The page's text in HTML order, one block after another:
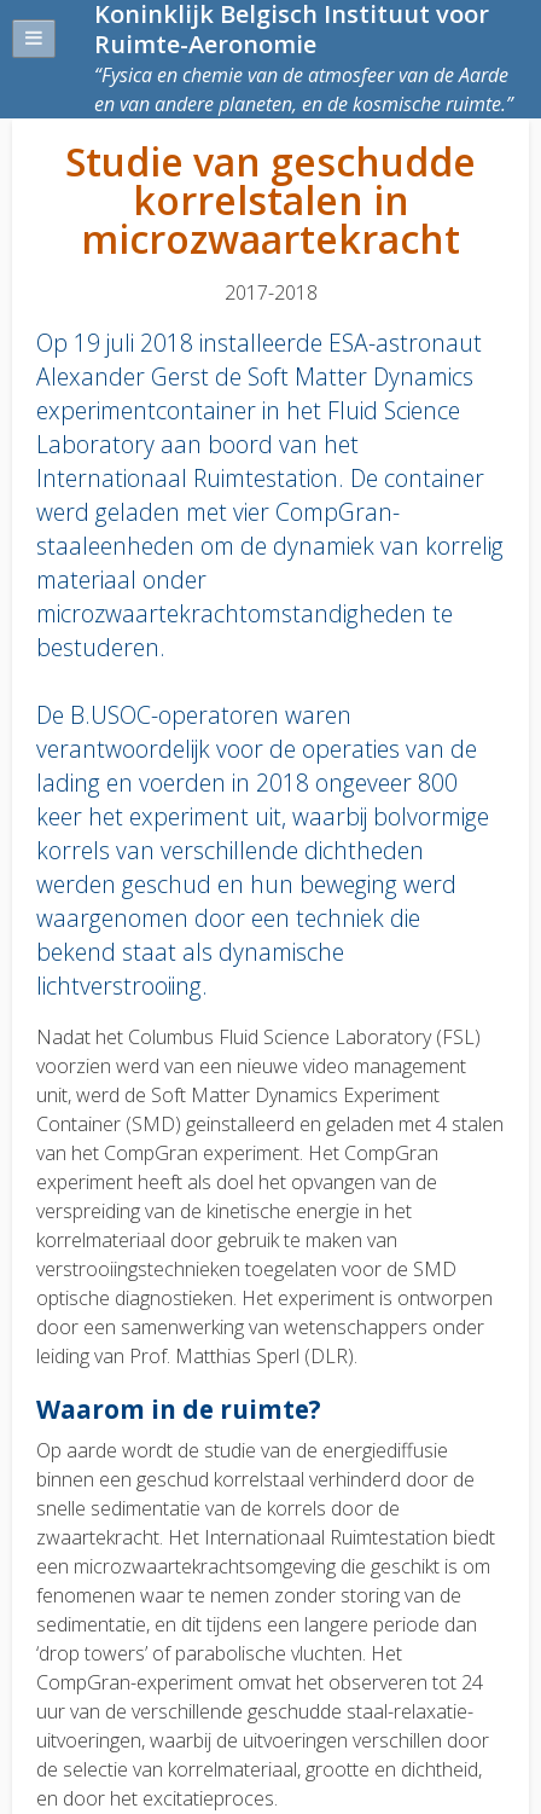
Koninklijk Belgisch Instituut voor
Ruimte-Aeronomie
Fysica en chemie van de atmosfeer van de Aarde
en van andere planeten, en de kosmische ruimte.
Studie van geschudde
korrelstalen in
microzwaartekracht
2017-2018
Op 19 juli 2018 installeerde ESA-astronaut
Alexander Gerst de Soft Matter Dynamics
experimentcontainer in het Fluid Science
Laboratory aan boord van het
Internationaal Ruimtestation. De container
werd geladen met vier CompGran-
staaleenheden om de dynamiek van korrelig
materiaal onder
microzwaartekrachtomstandigheden te
bestuderen.
De B.USOC-operatoren waren
verantwoordelijk voor de operaties van de
lading en voerden in 2018 ongeveer 800
keer het experiment uit, waarbij bolvormige
korrels van verschillende dichtheden
werden geschud en hun beweging werd
waargenomen door een techniek die
bekend staat als dynamische
lichtverstrooiing.
Body
text
Nadat het Columbus Fluid Science Laboratory (FSL)
voorzien werd van een nieuwe video management
unit, werd de Soft Matter Dynamics Experiment
Container (SMD) geinstalleerd en geladen met 4 stalen
van het CompGran experiment. Het CompGran
experiment heeft als doel het opvangen van de
verspreiding van de kinetische energie in het
korrelmateriaal door gebruik te maken van
verstrooiingstechnieken toegelaten voor de SMD
optische diagnostieken. Het experiment is ontworpen
door een samenwerking van wetenschappers onder
leiding van Prof. Matthias Sperl (DLR).
Waarom in de ruimte?
Op aarde wordt de studie van de energiediffusie
binnen een geschud korrelstaal verhinderd door de
snelle sedimentatie van de korrels door de
zwaartekracht. Het Internationaal Ruimtestation biedt
een microzwaartekrachtsomgeving die geschikt is om
fenomenen waar te nemen zonder storing van de
sedimentatie, en dit tijdens een langere periode dan
‘drop towers’ of parabolische vluchten. Het
CompGran-experiment omvat het observeren tot 24
uur van de verschillende geschudde staal-relaxatie-
uitvoeringen, waarbij de uitvoeringen verschillen door
de selectie van korrelmateriaal, grootte en dichtheid,
en door het excitatieproces.